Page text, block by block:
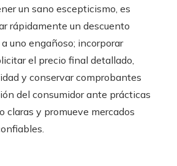
un sano escepticismo, es
rápidamente un descuento
uno engañoso; incorporar
el precio final detallado,
y conservar comprobantes
del consumidor ante prácticas
claras y promueve mercados